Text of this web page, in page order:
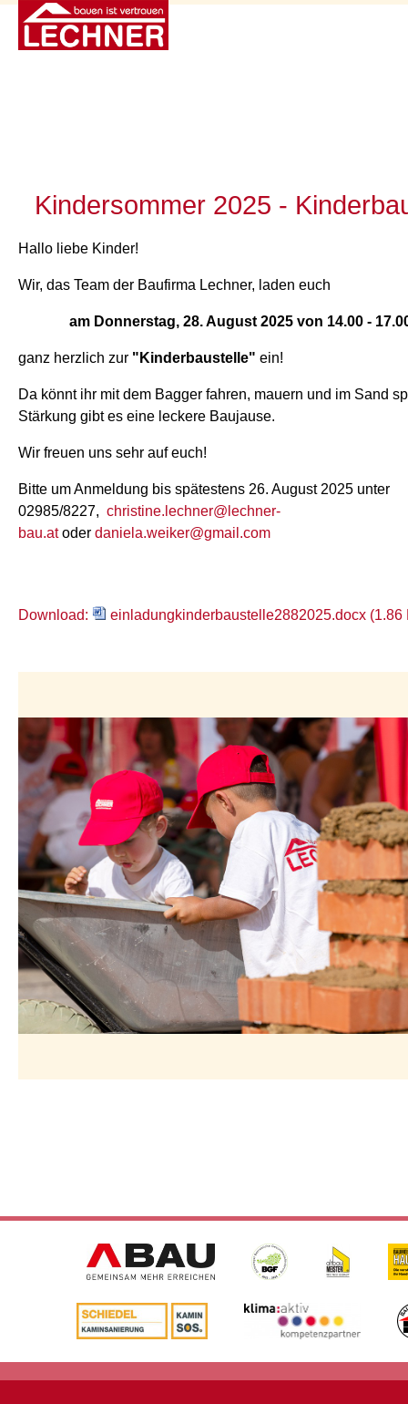
Kindersommer 2025 -
Hallo liebe Kinder!
Wir, das Team der Baufirma Lechner, laden euch
am Donnerstag, 28. August 2025 von 14.00 -
ganz herzlich zur "Kinderbaustelle" ein!
Da könnt ihr mit dem Bagger fahren, mauern und im Sand
Stärkung gibt es eine leckere Baujause.
Wir freuen uns sehr auf euch!
Bitte um Anmeldung bis spätestens 26. August 2025 unter
02985/8227, christine.lechner@lechner-
bau.atoder daniela.weiker@gmail.com
Download: einladungkinderbaustelle2882025.docx (1.86